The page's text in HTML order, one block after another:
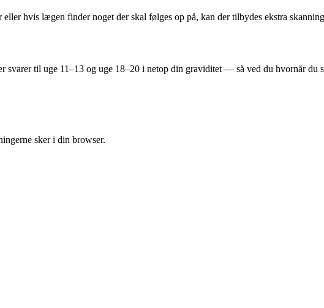
hvis lægen finder noget der skal følges op på, kan der tilbydes ekstra
svarer til uge 11–13 og uge 18–20 i netop din graviditet — så ved du hvornår du
sker i din browser.